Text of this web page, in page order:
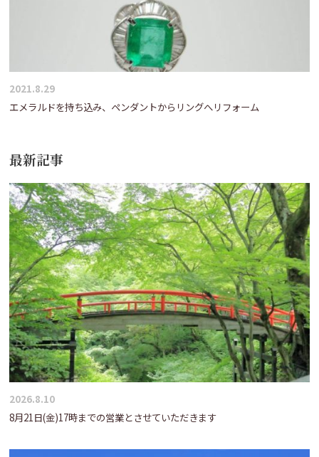
2021.8.29
エメラルドを持ち込み、ペンダントからリングへリフォーム
最新記事
2026.8.10
8月21日(金)17時までの営業とさせていただきます